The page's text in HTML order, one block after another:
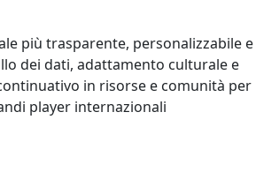
più trasparente, personalizzabile e
dei dati, adattamento culturale e
in risorse e comunità per
player internazionali